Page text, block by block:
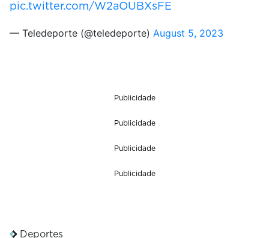
pic.twitter.com/W2aOUBXsFE
— Teledeporte (@teledeporte) August 5, 2023
Publicidade
Publicidade
Publicidade
Publicidade
Deportes